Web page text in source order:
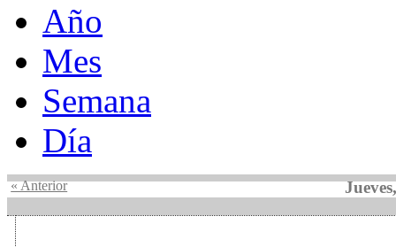
Año
Mes
Semana
Día
« Anterior